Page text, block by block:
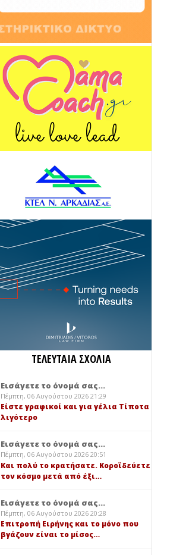
ΤΕΛΕΥΤΑΙΑ ΣΧΟΛΙΑ
Εισάγετε το όνομά σας...
Πέμπτη, 06 Αυγούστου 2026 21:29
Είστε γραφικοί και για γέλια Τίποτα
λιγότερο
Εισάγετε το όνομά σας...
Πέμπτη, 06 Αυγούστου 2026 20:51
Και πολύ το κρατήσατε. Κοροϊδεύετε
τον κόσμο μετά από έξι…
Εισάγετε το όνομά σας...
Πέμπτη, 06 Αυγούστου 2026 20:28
Επιτροπή Ειρήνης και το μόνο που
βγάζουν είναι το μίσος…